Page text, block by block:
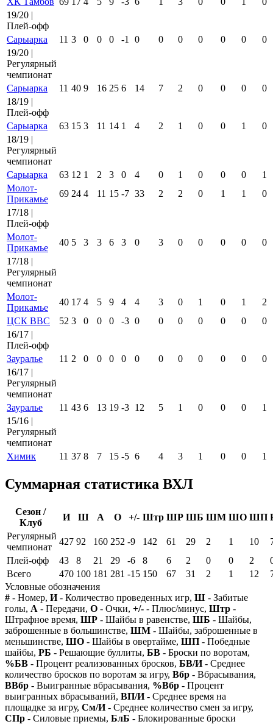
19/20 |
Плей-офф
Сарыарка
11 3 0 0 0 -1 0 0 0 0 0 0
0
19/20 |
Регулярный
чемпионат
Сарыарка
11 40 9 16 25 6 14 7 2 0 0 0
0
18/19 |
Плей-офф
Сарыарка
63 15 3 11 14 1 4 2 1 0 0 1
0
18/19 |
Регулярный
чемпионат
Сарыарка
63 12 1 2 3 0 4 0 1 0 0 0
1
Молот-
Прикамье
69 24 4 11 15 -7 33 2 2 0 1 1
0
17/18 |
Плей-офф
Молот-
Прикамье
40 5 3 3 6 3 0 3 0 0 0 0
0
17/18 |
Регулярный
чемпионат
Молот-
Прикамье
40 17 4 5 9 4 4 3 0 1 0 1
2
ЦСК ВВС
52 3 0 0 0 -3 0 0 0 0 0 0
0
16/17 |
Плей-офф
Зауралье
11 2 0 0 0 0 0 0 0 0 0 0
0
16/17 |
Регулярный
чемпионат
Зауралье
11 43 6 13 19 -3 12 5 1 0 0 0
1
15/16 |
Регулярный
чемпионат
Химик
11 37 8 7 15 -5 6 4 3 1 0 0 1
Суммарная статистика ВХЛ
Сезон /
Клуб
И Ш А О +/- Штр ШР ШБ ШМ ШО ШП
Регулярный
чемпионат
427 92 160 252 -9 142 61 29 2 1 10
Плей-офф
43 8 21 29 -6 8 6 2 0 0 2
Всего
470 100 181 281 -15 150 67 31 2 1 12
Условные обозначения
# - Номер, И- Количество проведенных игр, Ш - Забитые
голы, А - Передачи, О - Очки, +/- - Плюс/минус, Штр -
Штрафное время, ШР - Шайбы в равенстве, ШБ - Шайбы,
заброшенные в большинстве, ШМ - Шайбы, заброшенные в
меньшинстве, ШО - Шайбы в овертайме, ШП - Победные
шайбы, РБ - Решающие буллиты, БВ - Броски по воротам,
%БВ - Процент реализованных бросков, БВ/И- Среднее
количество бросков по воротам за игру, Вбр - Вбрасывания,
ВВбр - Выигранные вбрасывания, %Вбр - Процент
выигранных вбрасываний, ВП/И- Среднее время на
площадке за игру, См/И- Среднее количество смен за игру,
СПр - Силовые приемы, БлБ - Блокированные броски